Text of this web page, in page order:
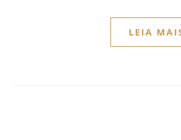
LEIA